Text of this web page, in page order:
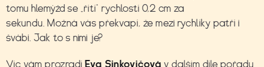
tomu hlemýžd se „řítí“ rychlostí 0,2 cm za
sekundu. Možná vás překvapí, že mezi rychlíky patří i
švábi. Jak to s nimi je?
Víc vám prozradíEva Sinkovičová v dalším díle pořadu